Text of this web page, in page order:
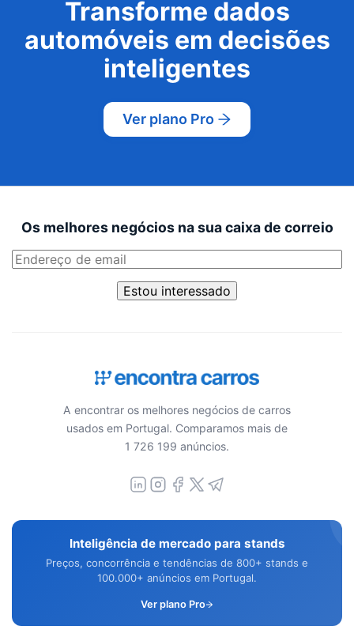
Transforme dados
automóveis em decisões
inteligentes
Ver plano Pro
Os melhores negócios na sua caixa de correio
Estou interessado
A encontrar os melhores negócios de carros
usados em Portugal. Comparamos mais de
1 726 199 anúncios.
Inteligência de mercado para stands
Preços, concorrência e tendências de 800+ stands e
100.000+ anúncios em Portugal.
Ver plano Pro